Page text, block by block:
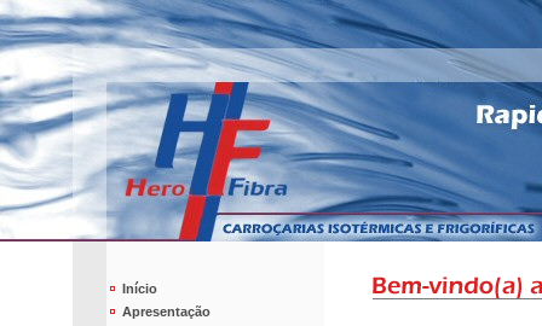
Início
Apresentação